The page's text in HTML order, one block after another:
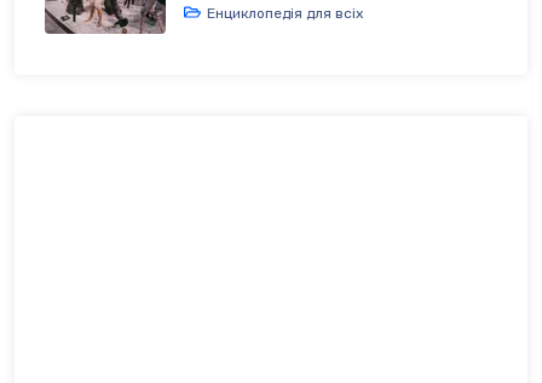
Енциклопедія для всіх